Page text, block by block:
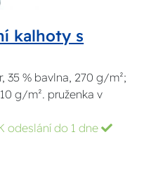
kalhoty s
35 % bavlna, 270 g/m²;
g/m². pruženka v
odeslání do 1 dne